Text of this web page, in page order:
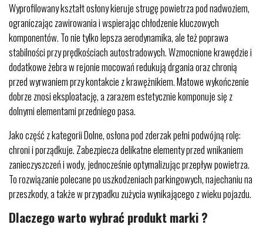
Wyprofilowany kształt osłony kieruje strugę powietrza pod nadwoziem,
ograniczając zawirowania i wspierając chłodzenie kluczowych
komponentów. To nie tylko lepsza aerodynamika, ale też poprawa
stabilności przy prędkościach autostradowych. Wzmocnione krawędzie i
dodatkowe żebra w rejonie mocowań redukują drgania oraz chronią
przed wyrwaniem przy kontakcie z krawężnikiem. Matowe wykończenie
dobrze znosi eksploatację, a zarazem estetycznie komponuje się z
dolnymi elementami przedniego pasa.
Jako część z kategorii Dolne, osłona pod zderzak pełni podwójną rolę:
chroni i porządkuje. Zabezpiecza delikatne elementy przed wnikaniem
zanieczyszczeń i wody, jednocześnie optymalizując przepływ powietrza.
To rozwiązanie polecane po uszkodzeniach parkingowych, najechaniu na
przeszkody, a także w przypadku zużycia wynikającego z wieku pojazdu.
Dlaczego warto wybrać produkt marki ?